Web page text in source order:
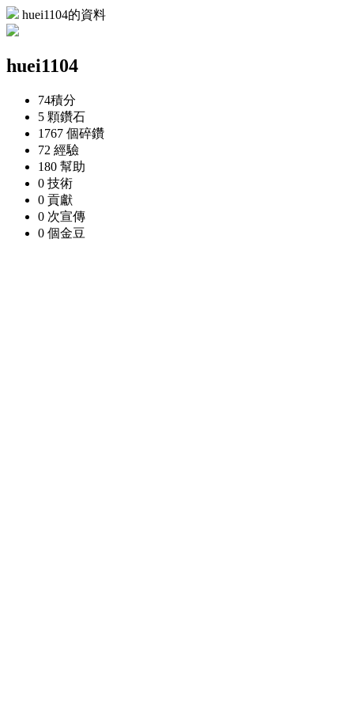
huei1104的資料
huei1104
74積分
5 顆鑽石
1767 個碎鑽
72 經驗
180 幫助
0 技術
0 貢獻
0 次宣傳
0 個金豆